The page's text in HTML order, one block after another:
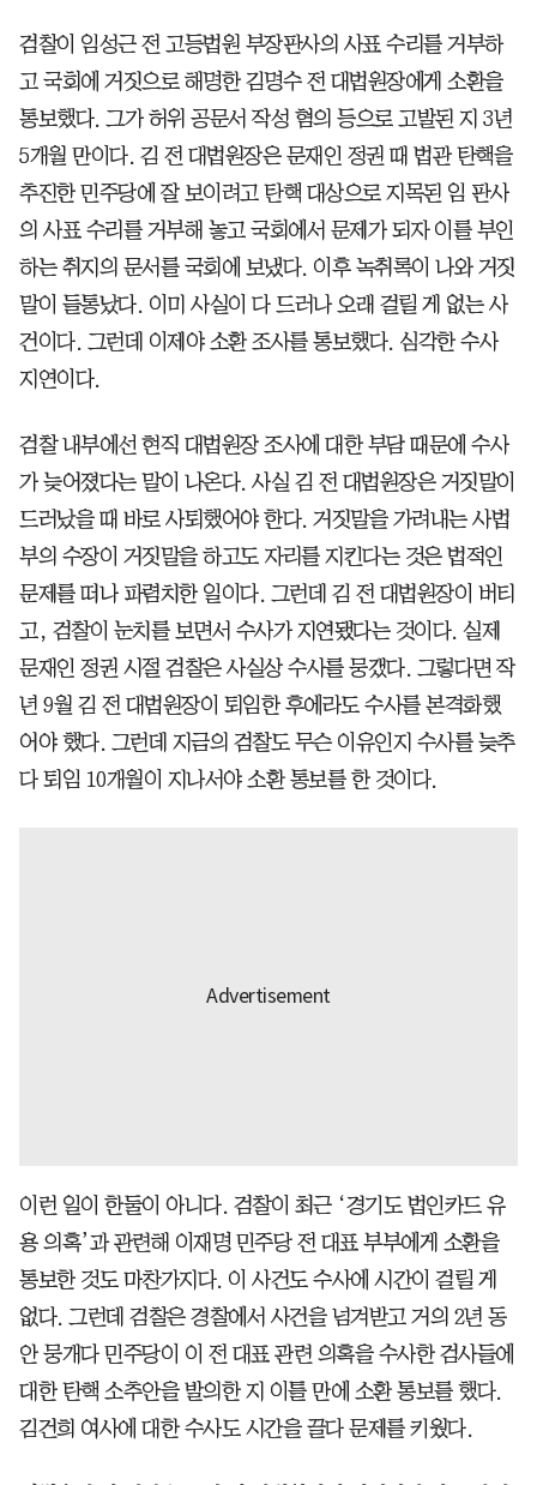
검찰이 임성근 전 고등법원 부장판사의 사표 수리를 거부하
고 국회에 거짓으로 해명한 김명수 전 대법원장에게 소환을
통보했다. 그가 허위 공문서 작성 혐의 등으로 고발된 지 3년
5개월 만이다. 김 전 대법원장은 문재인 정권 때 법관 탄핵을
추진한 민주당에 잘 보이려고 탄핵 대상으로 지목된 임 판사
의 사표 수리를 거부해 놓고 국회에서 문제가 되자 이를 부인
하는 취지의 문서를 국회에 보냈다. 이후 녹취록이 나와 거짓
말이 들통났다. 이미 사실이 다 드러나 오래 걸릴 게 없는 사
건이다. 그런데 이제야 소환 조사를 통보했다. 심각한 수사
지연이다.
검찰 내부에선 현직 대법원장 조사에 대한 부담 때문에 수사
가 늦어졌다는 말이 나온다. 사실 김 전 대법원장은 거짓말이
드러났을 때 바로 사퇴했어야 한다. 거짓말을 가려내는 사법
부의 수장이 거짓말을 하고도 자리를 지킨다는 것은 법적인
문제를 떠나 파렴치한 일이다. 그런데 김 전 대법원장이 버티
고, 검찰이 눈치를 보면서 수사가 지연됐다는 것이다. 실제
문재인 정권 시절 검찰은 사실상 수사를 뭉갰다. 그렇다면 작
년 9월 김 전 대법원장이 퇴임한 후에라도 수사를 본격화했
어야 했다. 그런데 지금의 검찰도 무슨 이유인지 수사를 늦추
다 퇴임 10개월이 지나서야 소환 통보를 한 것이다.
이런 일이 한둘이 아니다. 검찰이 최근 ‘경기도 법인카드 유
용 의혹’과 관련해 이재명 민주당 전 대표 부부에게 소환을
통보한 것도 마찬가지다. 이 사건도 수사에 시간이 걸릴 게
없다. 그런데 검찰은 경찰에서 사건을 넘겨받고 거의 2년 동
안 뭉개다 민주당이 이 전 대표 관련 의혹을 수사한 검사들에
대한 탄핵 소추안을 발의한 지 이틀 만에 소환 통보를 했다.
김건희 여사에 대한 수사도 시간을 끌다 문제를 키웠다.